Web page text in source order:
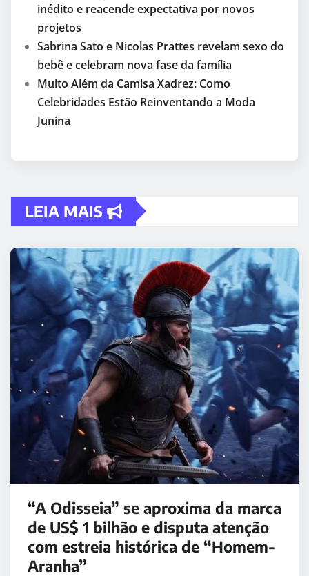
inédito e reacende expectativa por novos
projetos
Sabrina Sato e Nicolas Prattes revelam sexo do
bebê e celebram nova fase da família
Muito Além da Camisa Xadrez: Como
Celebridades Estão Reinventando a Moda
Junina
LEIA MAIS
“A Odisseia” se aproxima da marca
de US$ 1 bilhão e disputa atenção
com estreia histórica de “Homem-
Aranha”